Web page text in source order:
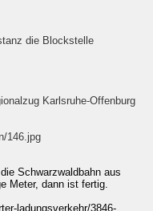
die Blockstelle
Karlsruhe-Offenburg
Schwarzwaldbahn aus
Meter, dann ist fertig.